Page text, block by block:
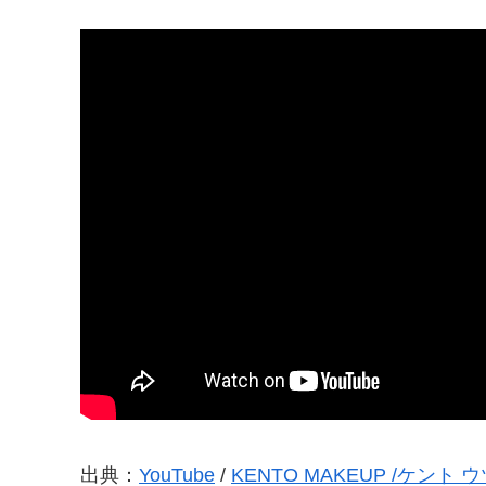
出典： YouTube / KENTO MAKEUP /ケント ウ